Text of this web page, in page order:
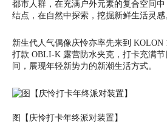
都市人群，在充满户外元素的复合空间
结点，在自然中探索，挖掘新鲜生活灵感
新生代人气偶像庆怜亦率先来到 KOLON
打款 OBLI-K 露营防水夹克，打卡充满
间，展现年轻新势力的新潮生活方式。
图【庆怜打卡年终派对装置】